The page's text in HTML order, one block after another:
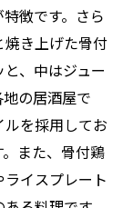
徴です。さら
き上げた骨付
、中はジュー
の居酒屋で
を採用してお
また、骨付鶏
イスプレート